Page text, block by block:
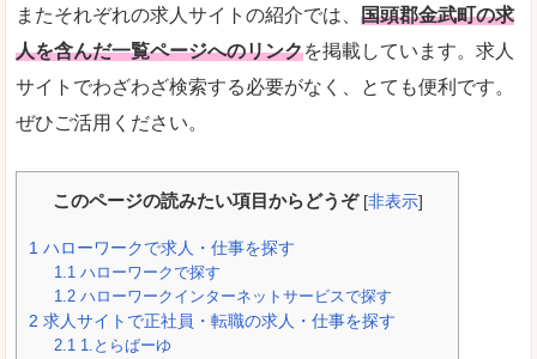
またそれぞれの求人サイトの紹介では、 国頭郡金武町の求
人を含んだ一覧ページへのリンクを掲載しています。求人
サイトでわざわざ検索する必要がなく、とても便利です。
ぜひご活用ください。
このページの読みたい項目からどうぞ [非表示]
1 ハローワークで求人・仕事を探す
1.1 ハローワークで探す
1.2 ハローワークインターネットサービスで探す
2 求人サイトで正社員・転職の求人・仕事を探す
2.1 1.とらばーゆ